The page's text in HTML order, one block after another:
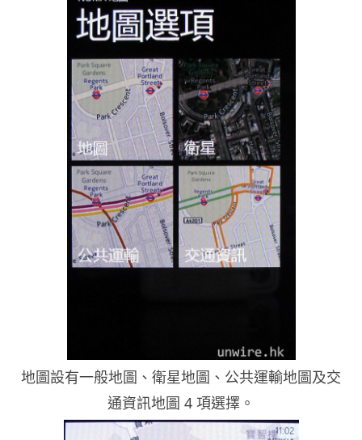
地圖設有一般地圖、衛星地圖、公共運輸地圖及交
通資訊地圖 4 項選擇。